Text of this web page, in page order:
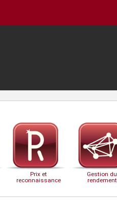
Prix et
reconnaissance
Gestion du
rendement